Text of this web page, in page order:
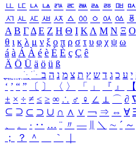
ㅥ ㅦ ㅧ ㅨ ㅩ ㅪ ㅫ ㅬ ㅭ ㅮ ㅯ
ㅺ ㅻ ㅼ ㅽ ㅾ ㅿ ㆀ ㆁ ㆂ ㆃ ㆄ
Α Β ΓΔ Ε Ζ Η Θ Ι ΚΛ Μ Ν Ξ Ο
θ ι κ λ μ ν ξ ο π ρ σ τ υ φ χ ψ ω
á à Á À é è É È ç Ç ê
Ä Ö Ü ä ö ü ß
ִֶֹ ֻּ ׁׂ י ע כ ג ד ש ץ ת צ מ נ ה ב
‘ ’ “ ” 〔 〕 〈 〉 「 」 『 』 【
± × ÷ ≠ ≤ ≥ ∞ ∴ ♂ ♀ ∠ ⊥ ⌒ ∂
⊆ ⊇ ⊂ ⊃ ∪ ∩ ∧ ∨ ￢ ⇒ ⇔ ∀
、
。 · ‥ … ¨ 〃 ― ＼ ∼ ´ ～
；
？ ＾ ｀